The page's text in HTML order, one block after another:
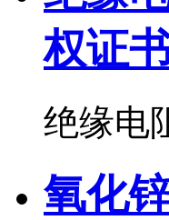
权证
绝缘电
氧化